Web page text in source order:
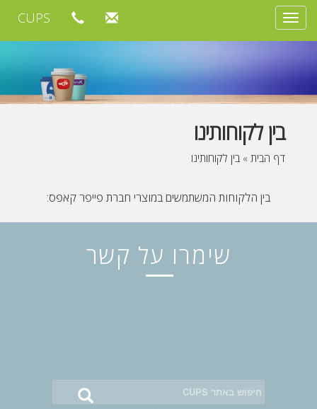
Toggle
navigation
CUPS
בין לקוחותינו
דף הבית» בין לקוחותינו
בין הלקוחות המשתמשים במוצרי חברת פייפר קאפס:
שימרו על קשר